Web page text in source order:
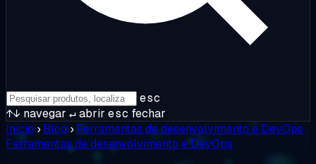
esc
↑↓ navegar ↵abrir esc fechar
Início › Blog › Ferramentas de desenvolvimento e DevOps
Ferramentas de desenvolvimento e DevOps